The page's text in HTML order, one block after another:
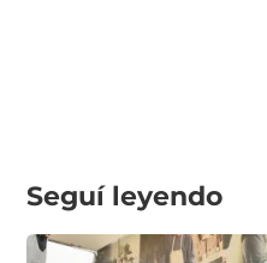
Seguí leyendo